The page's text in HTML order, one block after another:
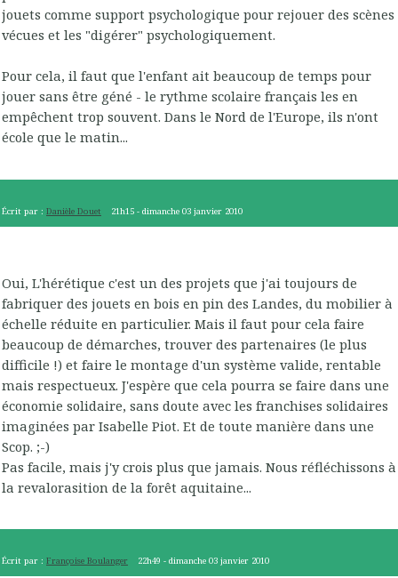
jouets comme support psychologique pour rejouer des scènes
vécues et les "digérer" psychologiquement.
Pour cela, il faut que l'enfant ait beaucoup de temps pour
jouer sans être géné - le rythme scolaire français les en
empêchent trop souvent. Dans le Nord de l'Europe, ils n'ont
école que le matin...
Écrit par : Danièle Douet 21h15 -dimanche 03 janvier 2010
Oui, L'hérétique c'est un des projets que j'ai toujours de
fabriquer des jouets en bois en pin des Landes, du mobilier à
échelle réduite en particulier. Mais il faut pour cela faire
beaucoup de démarches, trouver des partenaires (le plus
difficile !) et faire le montage d'un système valide, rentable
mais respectueux. J'espère que cela pourra se faire dans une
économie solidaire, sans doute avec les franchises solidaires
imaginées par Isabelle Piot. Et de toute manière dans une
Scop. ;-)
Pas facile, mais j'y crois plus que jamais. Nous réfléchissons à
la revalorasition de la forêt aquitaine...
Écrit par : Françoise Boulanger 22h49 -dimanche 03 janvier 2010